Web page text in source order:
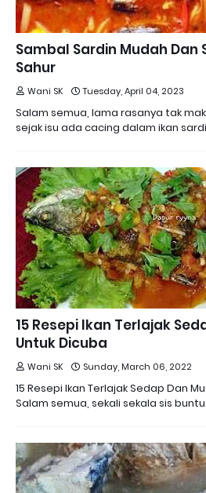
Sambal Sardin Mudah Dan
Sahur
Wani SK Tuesday, April 04, 2023
Salam semua, lama rasanya tak
sejak isu ada cacing dalam ikan
15 Resepi Ikan Terlajak
Untuk Dicuba
Wani SK Sunday, March 06, 2022
15 Resepi Ikan Terlajak Sedap Dan
Salam semua, sekali sekala sis